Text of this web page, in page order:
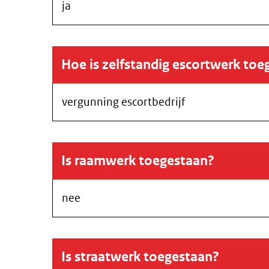
ja
Hoe is zelfstandig escortwerk
vergunning escortbedrijf
Is raamwerk toegestaan?
nee
Is straatwerk toegestaan?